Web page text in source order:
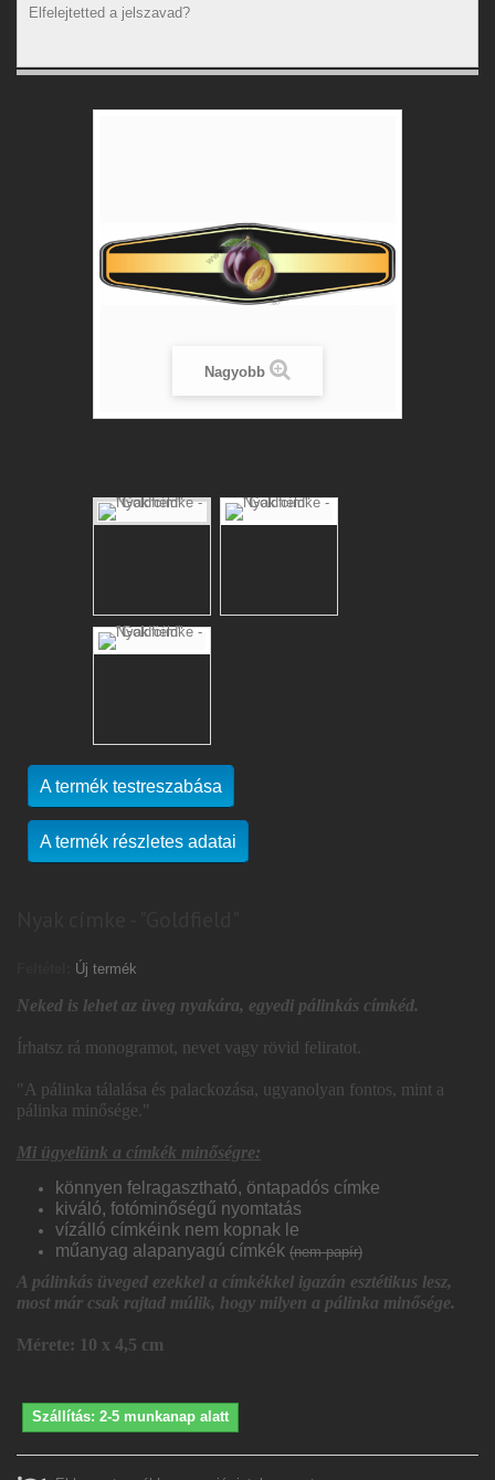
Elfelejtetted a jelszavad?
Nagyobb
A termék testreszabása
A termék részletes adatai
Új termék
Neked is lehet az üveg nyakára, egyedi pálinkás címkéd.
Írhatsz rá monogramot, nevet vagy rövid feliratot.
"A pálinka tálalása és palackozása, ugyanolyan fontos, mint a
pálinka minősége."
Mi ügyelünk a címkék minőségre:
könnyen felragasztható, öntapadós címke
kiváló, fotóminőségű nyomtatás
vízálló címkéink nem kopnak le
műanyag alapanyagú címkék (nem papír)
A pálinkás üveged ezekkel a címkékkel igazán esztétikus lesz,
most már csak rajtad múlik, hogy milyen a pálinka minősége.
Mérete: 10 x 4,5 cm
Szállítás: 2-5 munkanap alatt